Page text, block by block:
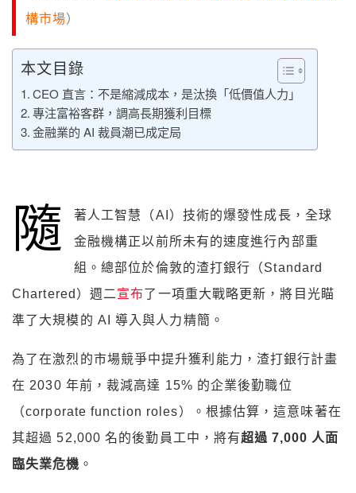
構市場）
本文目錄
CEO 直言：不是縮減成本，是汰換「低價值人力」
專注富裕客群，調高長期獲利目標
金融業的 AI 裁員潮已成定局
隨
著人工智慧（AI）技術的爆發性成長，全球
金融機構正以前所未有的速度進行內部重
組。總部位於倫敦的渣打銀行（Standard
Chartered）週二宣布了一項重大戰略更新，將目光瞄
準了大規模的 AI 導入與人力精簡。
為了在激烈的市場競爭中提升獲利能力，渣打銀行計畫
在 2030 年前，裁減高達 15% 的企業後勤職位
（corporate function roles）。根據估算，這意味著在
其超過 52,000 名的後勤員工中，將有超過 7,000 人面
臨失業危機 。